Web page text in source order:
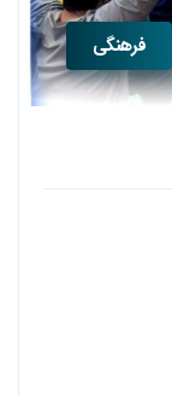
فرهنگی